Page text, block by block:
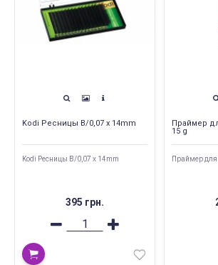
Kodi Ресницы B/0,07 x 14mm
Kodi Ресницы B/0,07 x 14mm
395 грн.
Праймер
15 g
Праймер для